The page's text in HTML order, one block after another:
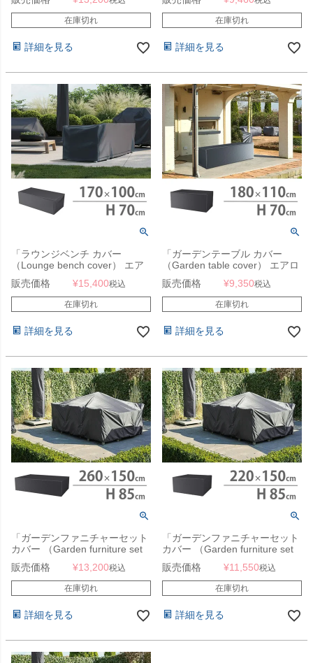
100x100x70cm（NS）」【沖
縄・離島は送料要見積り】
在庫切れ
詳細を見る
205x100x70cm」【沖縄・離島
は送料要見積り】
在庫切れ
詳細を見る
「ラウンジベンチ カバー
（Lounge bench cover） エア
ロカバー（AeroCover） #7931
170x100x70cm（NS）」【沖
縄・離島は送料要見積り】
販売価格 ¥15,400税込
在庫切れ
詳細を見る
「ガーデンテーブル カバー
（Garden table cover） エアロ
カバー（AeroCover） #7923
180x110xH70cm」【沖縄・離
島は送料要見積り】
販売価格 ¥9,350税込
在庫切れ
詳細を見る
「ガーデンファニチャーセット
カバー （Garden furniture set
cover） エアロカバー
（AeroCover） #7993
260x150x85cm」【沖縄・離島
は送料要見積り】
販売価格 ¥13,200税込
在庫切れ
詳細を見る
「ガーデンファニチャーセット
カバー （Garden furniture set
cover） エアロカバー
（AeroCover） #7968
220x150x85cm」【沖縄・離島
は送料要見積り】
販売価格 ¥11,550税込
在庫切れ
詳細を見る